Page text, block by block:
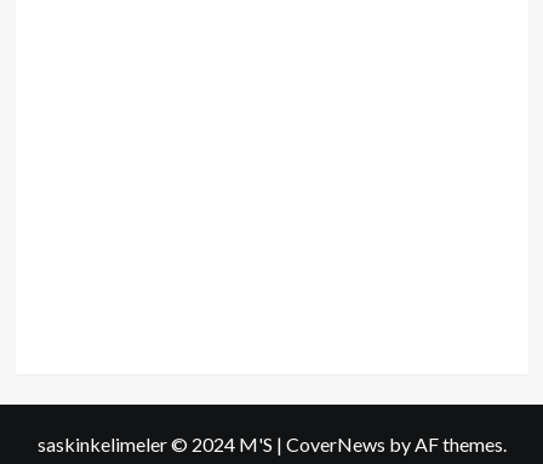
saskinkelimeler © 2024 M'S | CoverNews by AF themes.